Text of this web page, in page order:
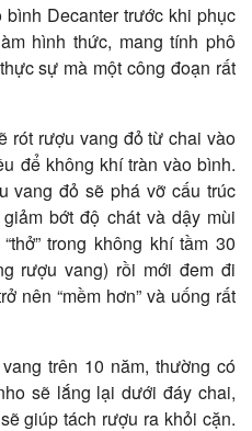
Decanter trước khi phục
hình thức, mang tính phô
sự mà một công đoạn rất
rót rượu vang đỏ từ chai vào
để không khí tràn vào bình.
vang đỏ sẽ phá vỡ cấu trúc
bớt độ chát và dậy mùi
trong không khí tầm 30
rượu vang) rồi mới đem đi
nên “mềm hơn” và uống rất
trên 10 năm, thường có
sẽ lắng lại dưới đáy chai,
giúp tách rượu ra khỏi cặn.